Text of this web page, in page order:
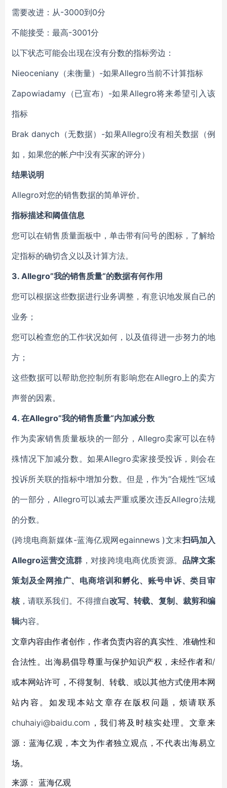
需要改进：从-3000到0分
不能接受：最高-3001分
以下状态可能会出现在没有分数的指标旁边：
Nieoceniany（未衡量）-如果Allegro当前不计算指标
Zapowiadamy（已宣布）-如果Allegro将来希望引入该
指标
Brak danych（无数据）-如果Allegro没有相关数据（例
如，如果您的帐户中没有买家的评分）
结果说明
Allegro对您的销售数据的简单评价。
指标描述和阈值信息
您可以在销售质量面板中，单击带有问号的图标，了解给
定指标的确切含义以及计算方法。
3. Allegro”我的销售质量“的数据有何作用
您可以根据这些数据进行业务调整，有意识地发展自己的
业务；
您可以检查您的工作状况如何，以及值得进一步努力的地
方；
这些数据可以帮助您控制所有影响您在Allegro上的卖方
声誉的因素。
4. 在Allegro”我的销售质量“内加减分数
作为卖家销售质量板块的一部分，Allegro卖家可以在特
殊情况下加减分数。如果Allegro卖家接受投诉，则会在
投诉所关联的指标中增加分数。但是，作为“合规性”区域
的一部分，Allegro可以减去严重或屡次违反Allegro法规
的分数。
(跨境电商新媒体-蓝海亿观网egainnews )文末扫码加入
Allegro运营交流群 ，对接跨境电商优质资源。 品牌文案
策划及全网推广、电商培训和孵化、账号申诉、类目审
核，请联系我们。不得擅自改写、转载、复制、裁剪和编
辑内容。
文章内容由作者创作，作者负责内容的真实性、准确性和
合法性。出海易倡导尊重与保护知识产权，未经作者和/
或本网站许可，不得复制、转载、或以其他方式使用本网
站内容。如发现本站文章存在版权问题，烦请联系
chuhaiyi@baidu.com，我们将及时核实处理。文章来
源：蓝海亿观，本文为作者独立观点，不代表出海易立
场。
来源： 蓝海亿观